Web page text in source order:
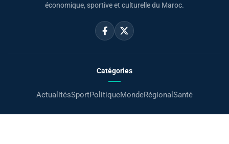
économique, sportive et culturelle du Maroc.
Catégories
ActualitésSportPolitiqueMondeRégional Santé